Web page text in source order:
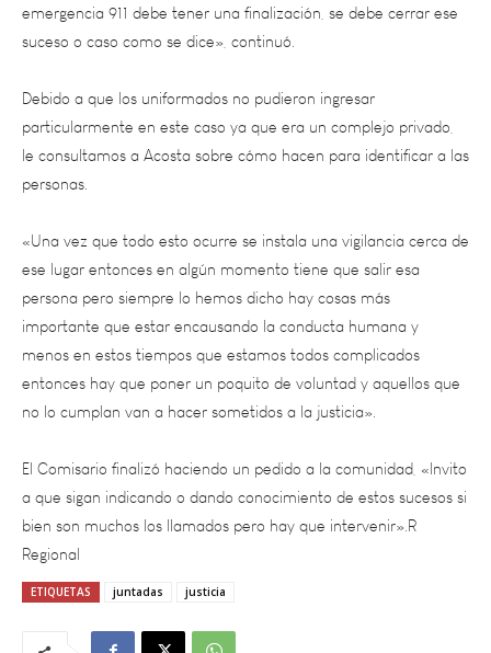
Debido a que los uniformados no pudieron ingresar
particularmente en este caso ya que era un complejo privado,
le consultamos a Acosta sobre cómo hacen para identificar a las
personas.
«Una vez que todo esto ocurre se instala una vigilancia cerca de
ese lugar entonces en algún momento tiene que salir esa
persona pero siempre lo hemos dicho hay cosas más
importante que estar encausando la conducta humana y
menos en estos tiempos que estamos todos complicados
entonces hay que poner un poquito de voluntad y aquellos que
no lo cumplan van a hacer sometidos a la justicia».
El Comisario finalizó haciendo un pedido a la comunidad, «Invito
a que sigan indicando o dando conocimiento de estos sucesos si
bien son muchos los llamados pero hay que intervenir».R
Regional
ETIQUETAS juntadas justicia